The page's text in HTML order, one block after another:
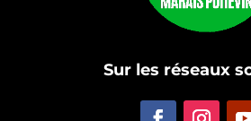
Sur les réseaux